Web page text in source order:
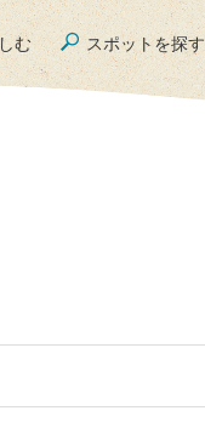
む スポットを探す